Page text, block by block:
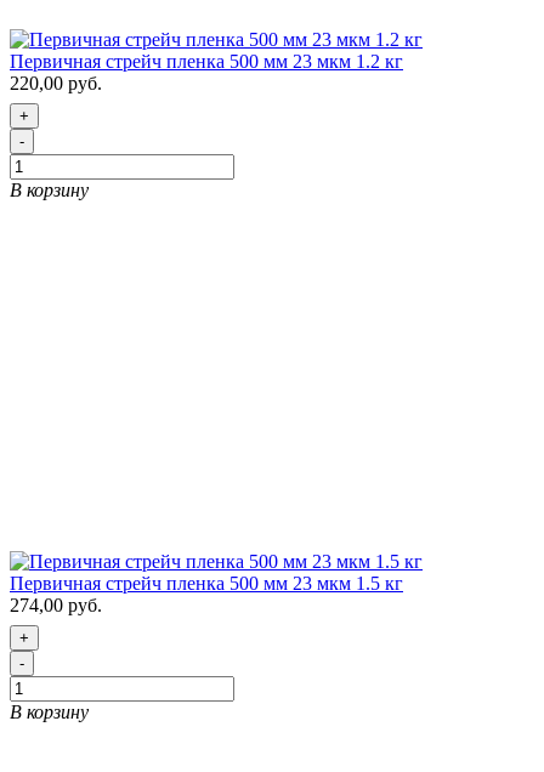
Первичная стрейч пленка 500 мм 23 мкм 1.2 кг
220,00 руб.
+
-
В корзину
Первичная стрейч пленка 500 мм 23 мкм 1.5 кг
274,00 руб.
+
-
В корзину